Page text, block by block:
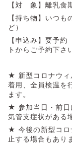
【対 象】離乳食
【持ち物】いつ
ど）
【申込み】要予
トからご予約下さ
★ 新型コロナウィ
着用、全員検温を
ます。
★ 参加当日・前日
気管支症状がある
★ 今後の新型コロ
止する場合もあり